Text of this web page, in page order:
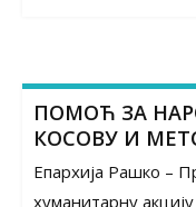
ПОМОЋ ЗА
КОСОВУ И
Епархија Рашко –
хуманитарну